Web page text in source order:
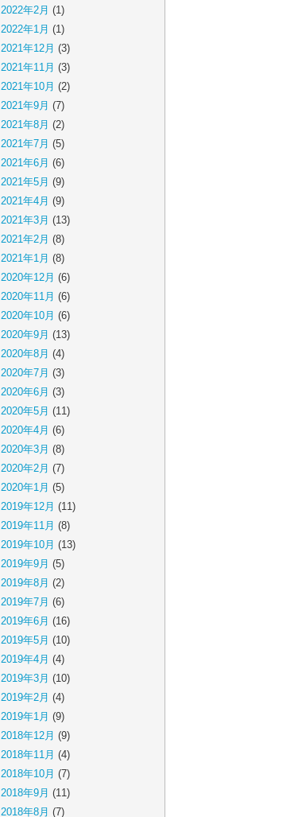
2022年2月 (1)
2022年1月 (1)
2021年12月 (3)
2021年11月 (3)
2021年10月 (2)
2021年9月 (7)
2021年8月 (2)
2021年7月 (5)
2021年6月 (6)
2021年5月 (9)
2021年4月 (9)
2021年3月 (13)
2021年2月 (8)
2021年1月 (8)
2020年12月 (6)
2020年11月 (6)
2020年10月 (6)
2020年9月 (13)
2020年8月 (4)
2020年7月 (3)
2020年6月 (3)
2020年5月 (11)
2020年4月 (6)
2020年3月 (8)
2020年2月 (7)
2020年1月 (5)
2019年12月 (11)
2019年11月 (8)
2019年10月 (13)
2019年9月 (5)
2019年8月 (2)
2019年7月 (6)
2019年6月 (16)
2019年5月 (10)
2019年4月 (4)
2019年3月 (10)
2019年2月 (4)
2019年1月 (9)
2018年12月 (9)
2018年11月 (4)
2018年10月 (7)
2018年9月 (11)
2018年8月 (7)